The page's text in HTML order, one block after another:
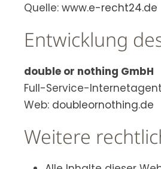
Quelle: www.e-recht24.de
Entwicklung
double or nothing GmbH
Full-Service-
Web: doubleornothing.de
Weitere